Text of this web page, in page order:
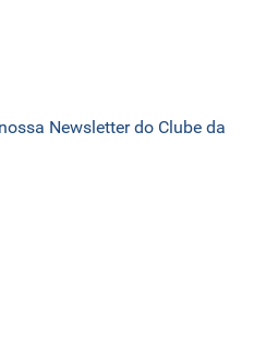
Newsletter do Clube da